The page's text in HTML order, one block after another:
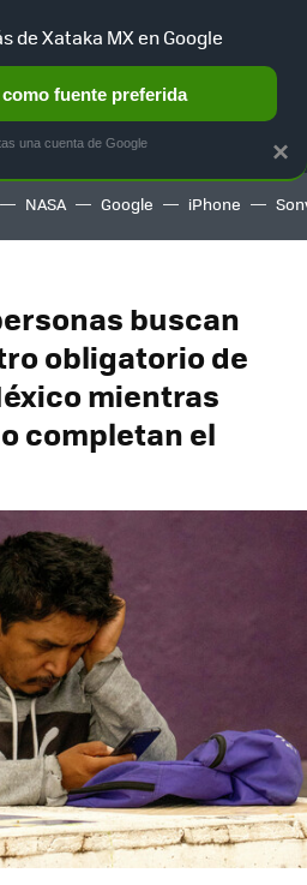
HOME AUTO TERRITORIO
NASA Google iPhone
buscan
obligatorio de
mientras
completan el
×
de Xataka MX en Google
fuente preferida
una cuenta de Google